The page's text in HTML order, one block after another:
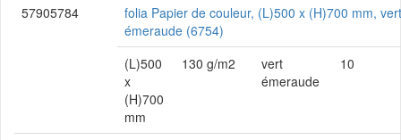
57905784
folia Papier de couleur, (L)500 x (H)700 mm, vert
émeraude (6754)
(L)500
x
(H)700
mm
130 g/m2
vert
émeraude
10